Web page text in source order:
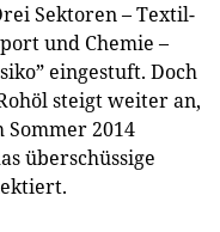
Sektoren – Textil-
und Chemie –
eingestuft. Doch
steigt weiter an,
2014
überschüssige